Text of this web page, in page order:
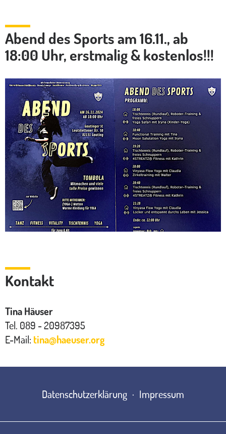
Abend des Sports am 16.11., ab
18:00 Uhr, erstmalig & kostenlos!!!
Kontakt
Tina Häuser
Tel. 089 - 20987395
E-Mail: tina@haeuser.org
Datenschutzerklärung Impressum